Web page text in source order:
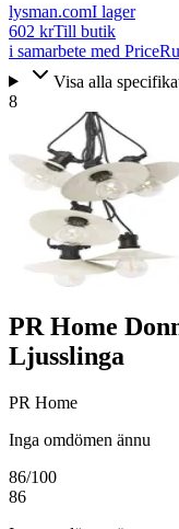
lysman.comI lager
602 krTill butik
i samarbete med
Visa alla
8
PR Home
Ljusslinga
PR Home
Inga omdömen ännu
86/100
86